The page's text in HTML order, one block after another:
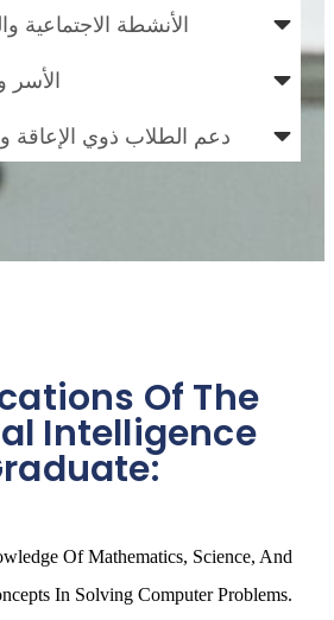
الأنشطة الاجتماعية
الأسر
دعم الطلاب ذوي الإعاقة
Of The
Intelligence
Of Mathematics, Science, And
In Solving Computer Problems.